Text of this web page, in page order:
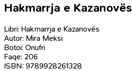
Hakmarrja e Kazanovës
Libri: Hakmarrja e Kazanovës
Autor: Mira Meksi
Botoi: Onufri
Faqe: 206
ISBN: 9789928261328